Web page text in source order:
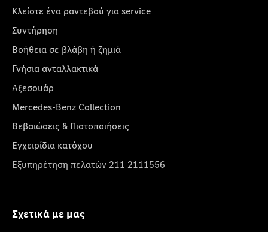
Κλείστε ένα ραντεβού για service
Συντήρηση
Βοήθεια σε βλάβη ή ζημιά
Γνήσια ανταλλακτικά
Αξεσουάρ
Mercedes-Benz Collection
Βεβαιώσεις & Πιστοποιήσεις
Εγχειρίδια κατόχου
Εξυπηρέτηση πελατών 211 2111556
Σχετικά με μας